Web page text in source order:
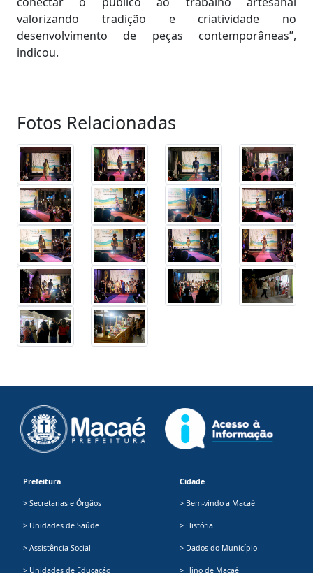
valorizando tradição e criatividade no
desenvolvimento de peças contemporâneas”,
indicou.
Fotos Relacionadas
Prefeitura
> Secretarias e Órgãos
> Unidades de Saúde
> Assistência Social
> Unidades de Educação
Cidade
> Bem-vindo a Macaé
> História
> Dados do Município
> Hino de Macaé